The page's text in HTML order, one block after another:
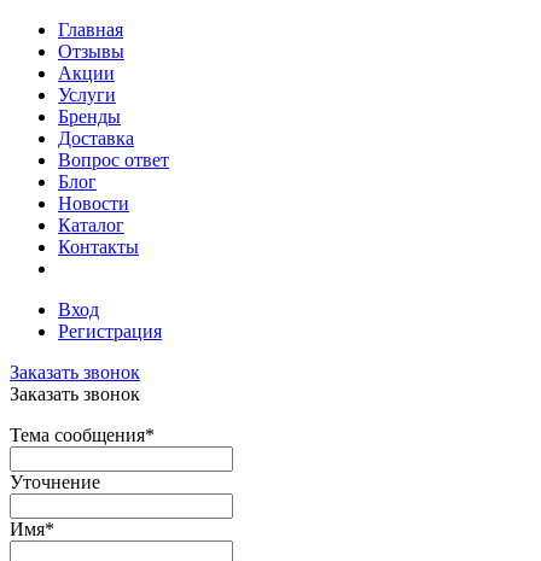
Главная
Отзывы
Акции
Услуги
Бренды
Доставка
Вопрос ответ
Блог
Новости
Каталог
Контакты
Вход
Регистрация
Заказать звонок
Заказать звонок
Тема сообщения*
Уточнение
Имя*